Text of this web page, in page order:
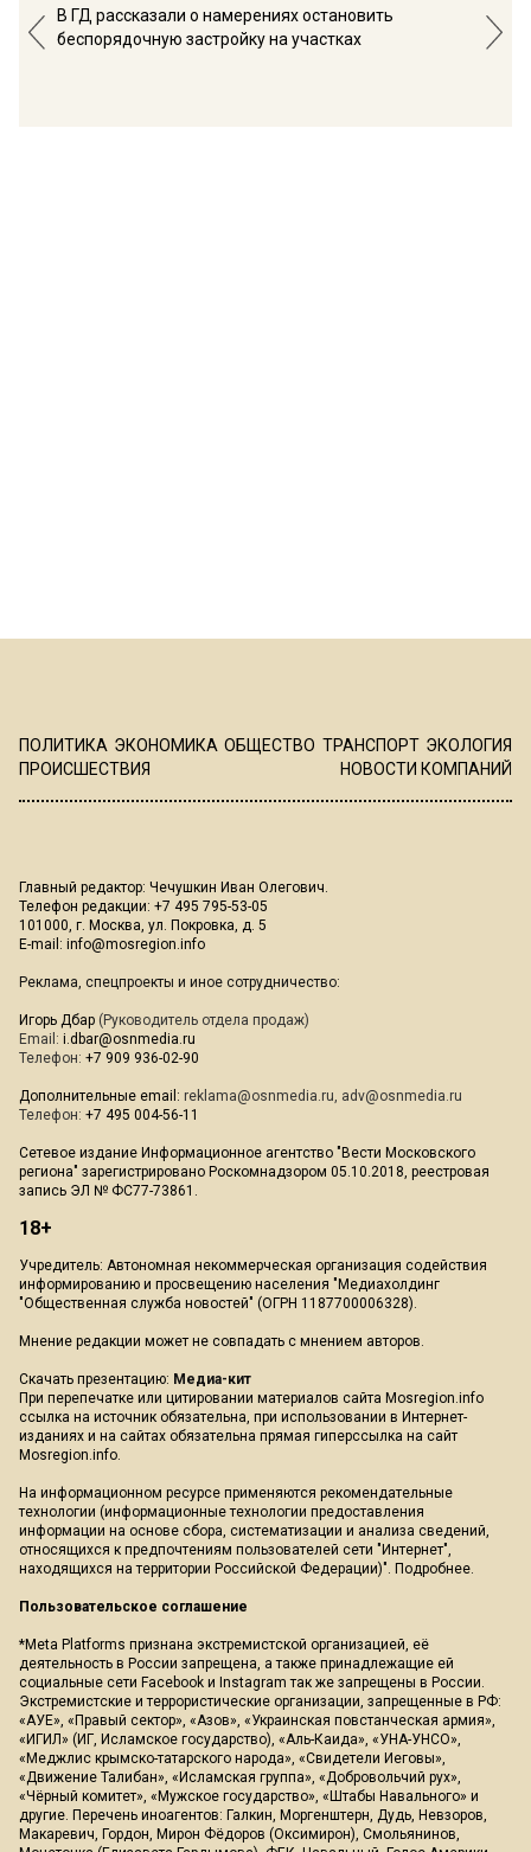
В ГД рассказали о намерениях остановить
беспорядочную застройку на участках
ПОЛИТИКА ЭКОНОМИКА ОБЩЕСТВО ТРАНСПОРТ ЭКОЛОГИЯ
ПРОИСШЕСТВИЯ
НОВОСТИ КОМПАНИЙ
Главный редактор: Чечушкин Иван Олегович.
Телефон редакции: +7 495 795-53-05
101000, г. Москва, ул. Покровка, д. 5
E-mail: info@mosregion.info
Реклама, спецпроекты и иное сотрудничество:
Игорь Дбар (Руководитель отдела продаж)
Email: i.dbar@osnmedia.ru
Телефон: +7 909 936-02-90
Дополнительные email: reklama@osnmedia.ru, adv@osnmedia.ru
Телефон: +7 495 004-56-11
Сетевое издание Информационное агентство "Вести Московского
региона" зарегистрировано Роскомнадзором 05.10.2018, реестровая
запись ЭЛ № ФС77-73861.
18+
Учредитель: Автономная некоммерческая организация содействия
информированию и просвещению населения "Медиахолдинг
"Общественная служба новостей" (ОГРН 1187700006328).
Мнение редакции может не совпадать с мнением авторов.
Скачать презентацию: Медиа-кит
При перепечатке или цитировании материалов сайта Mosregion.info
ссылка на источник обязательна, при использовании в Интернет-
изданиях и на сайтах обязательна прямая гиперссылка на сайт
Mosregion.info.
На информационном ресурсе применяются рекомендательные
технологии (информационные технологии предоставления
информации на основе сбора, систематизации и анализа сведений,
относящихся к предпочтениям пользователей сети "Интернет",
находящихся на территории Российской Федерации)". Подробнее.
Пользовательское соглашение
*Meta Platforms признана экстремистской организацией, её
деятельность в России запрещена, а также принадлежащие ей
социальные сети Facebook и Instagram так же запрещены в России.
Экстремистские и террористические организации, запрещенные в РФ:
«АУЕ», «Правый сектор», «Азов», «Украинская повстанческая армия»,
«ИГИЛ» (ИГ, Исламское государство), «Аль-Каида», «УНА-УНСО»,
«Меджлис крымско-татарского народа», «Свидетели Иеговы»,
«Движение Талибан», «Исламская группа», «Добровольчий рух»,
«Чёрный комитет», «Мужское государство», «Штабы Навального» и
другие. Перечень иноагентов: Галкин, Моргенштерн, Дудь, Невзоров,
Макаревич, Гордон, Мирон Фёдоров (Оксимирон), Смольянинов,